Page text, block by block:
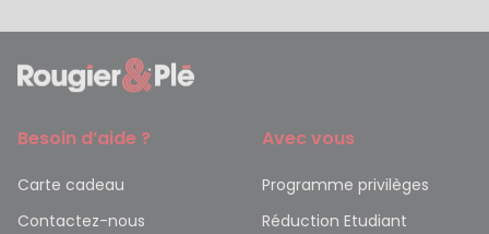
Besoin d’aide ?
Carte cadeau
Contactez-nous
Avec vous
Programme privilèges
Réduction Etudiant